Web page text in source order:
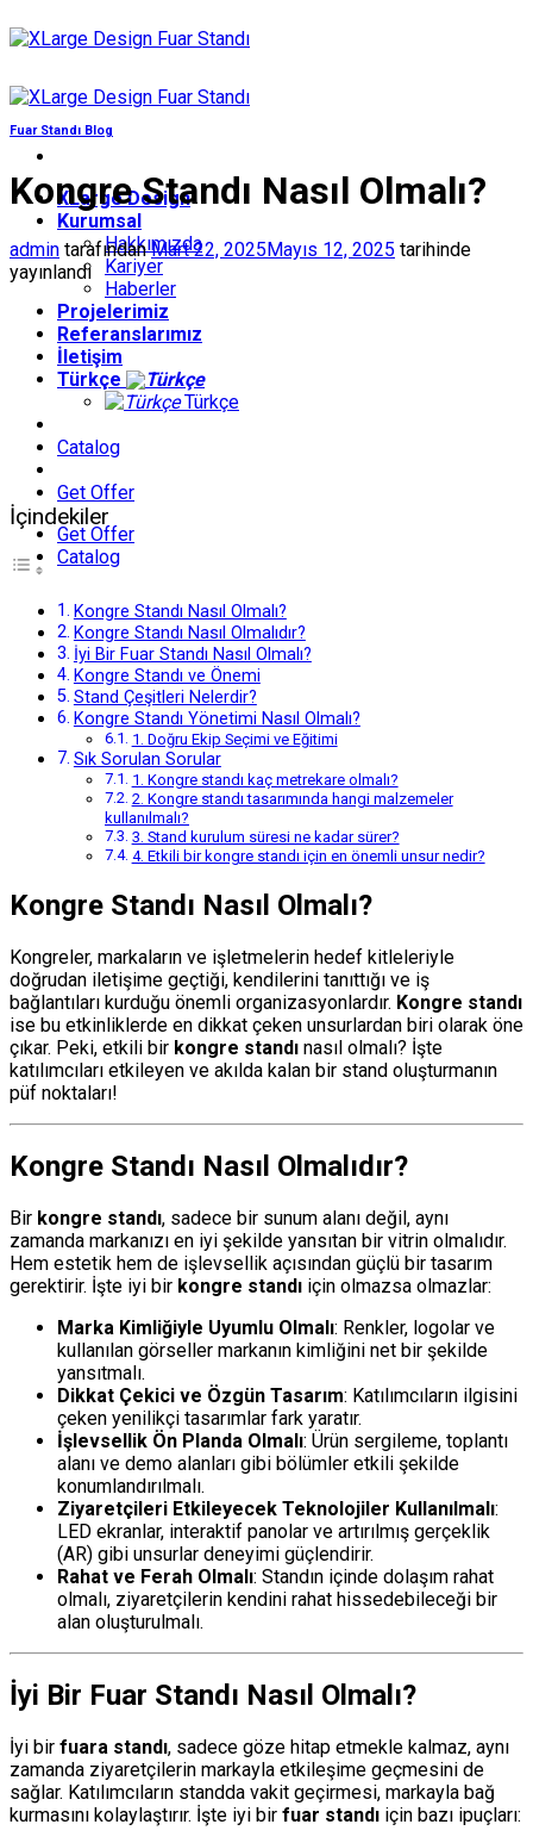
atla
XLarge Design
Kurumsal
Hakkımızda
Kariyer
Haberler
Projelerimiz
Referanslarımız
İletişim
Türkçe
Türkçe
Catalog
Get Offer
Get Offer
Catalog
Fuar Standı Blog
Kongre Standı Nasıl Olmalı?
admin tarafından Mart 22, 2025 Mayıs 12, 2025 tarihinde
yayınlandı
İçindekiler
Kongre Standı Nasıl Olmalı?
Kongre Standı Nasıl Olmalıdır?
İyi Bir Fuar Standı Nasıl Olmalı?
Kongre Standı ve Önemi
Stand Çeşitleri Nelerdir?
Kongre Standı Yönetimi Nasıl Olmalı?
1. Doğru Ekip Seçimi ve Eğitimi
Sık Sorulan Sorular
1. Kongre standı kaç metrekare olmalı?
2. Kongre standı tasarımında hangi malzemeler
kullanılmalı?
3. Stand kurulum süresi ne kadar sürer?
4. Etkili bir kongre standı için en önemli unsur nedir?
Kongre Standı Nasıl Olmalı?
Kongreler, markaların ve işletmelerin hedef kitleleriyle
doğrudan iletişime geçtiği, kendilerini tanıttığı ve iş
bağlantıları kurduğu önemli organizasyonlardır. Kongre standı
ise bu etkinliklerde en dikkat çeken unsurlardan biri olarak öne
çıkar. Peki, etkili bir kongre standı nasıl olmalı? İşte
katılımcıları etkileyen ve akılda kalan bir stand oluşturmanın
püf noktaları!
Kongre Standı Nasıl Olmalıdır?
Bir kongre standı, sadece bir sunum alanı değil, aynı
zamanda markanızı en iyi şekilde yansıtan bir vitrin olmalıdır.
Hem estetik hem de işlevsellik açısından güçlü bir tasarım
gerektirir. İşte iyi bir kongre standı için olmazsa olmazlar:
Marka Kimliğiyle Uyumlu Olmalı: Renkler, logolar ve
kullanılan görseller markanın kimliğini net bir şekilde
yansıtmalı.
Dikkat Çekici ve Özgün Tasarım: Katılımcıların ilgisini
çeken yenilikçi tasarımlar fark yaratır.
İşlevsellik Ön Planda Olmalı: Ürün sergileme, toplantı
alanı ve demo alanları gibi bölümler etkili şekilde
konumlandırılmalı.
Ziyaretçileri Etkileyecek Teknolojiler Kullanılmalı:
LED ekranlar, interaktif panolar ve artırılmış gerçeklik
(AR) gibi unsurlar deneyimi güçlendirir.
Rahat ve Ferah Olmalı: Standın içinde dolaşım rahat
olmalı, ziyaretçilerin kendini rahat hissedebileceği bir
alan oluşturulmalı.
İyi Bir Fuar Standı Nasıl Olmalı?
İyi bir fuara standı, sadece göze hitap etmekle kalmaz, aynı
zamanda ziyaretçilerin markayla etkileşime geçmesini de
sağlar. Katılımcıların standda vakit geçirmesi, markayla bağ
kurmasını kolaylaştırır. İşte iyi bir fuar standı için bazı ipuçları: